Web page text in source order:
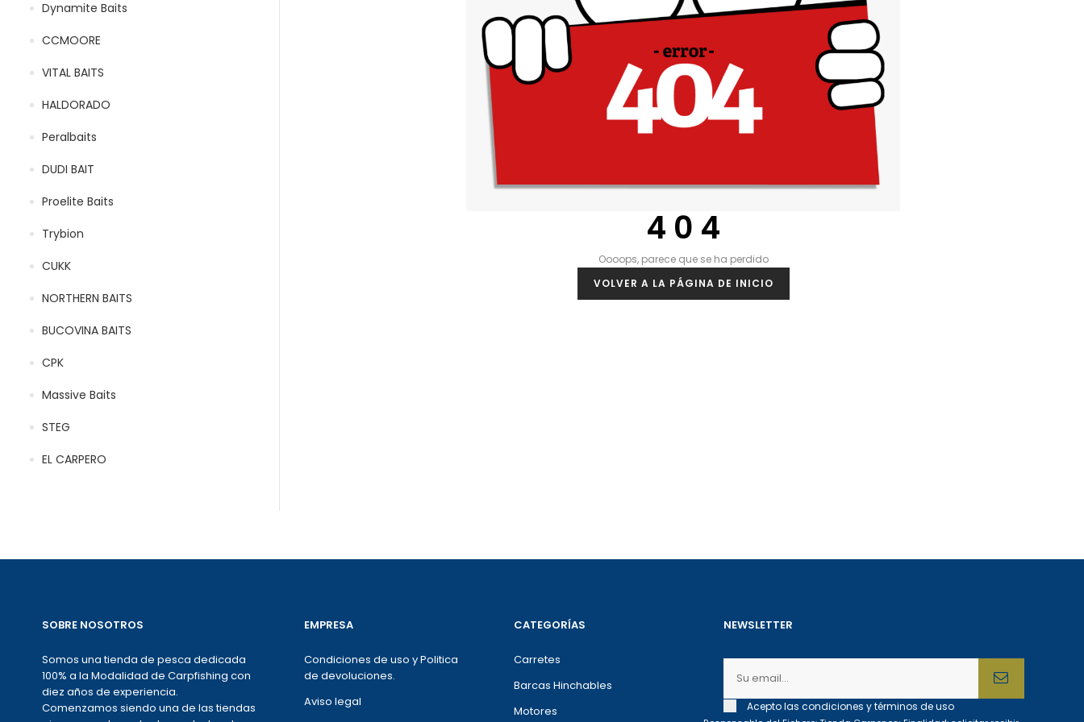
Dynamite Baits
CCMOORE
VITAL BAITS
HALDORADO
Peralbaits
DUDI BAIT
Proelite Baits
Trybion
CUKK
NORTHERN BAITS
BUCOVINA BAITS
CPK
Massive Baits
STEG
EL CARPERO
4 0 4
Oooops, parece que se ha perdido
VOLVER A LA PÁGINA DE INICIO
SOBRE NOSOTROS
Somos una tienda de pesca dedicada
100% a la Modalidad de Carpfishing con
diez años de experiencia.
Comenzamos siendo una de las tiendas
EMPRESA
Condiciones de uso y Politica
de devoluciones.
Aviso legal
CATEGORÍAS
Carretes
Barcas Hinchables
Motores
NEWSLETTER
Acepto las condiciones y términos de uso